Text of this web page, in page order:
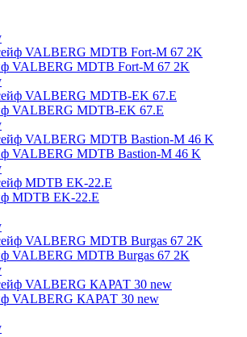
VALBERG MDTB Fort-M 67 2K
VALBERG MDTB-EK 67.E
VALBERG MDTB Bastion-M 46 K
MDTB EK-22.E
VALBERG MDTB Burgas 67 2K
VALBERG КАРАТ 30 new